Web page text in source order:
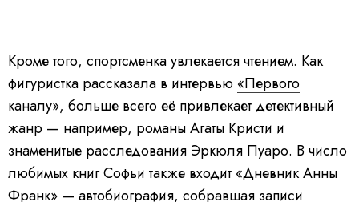
Кроме того, спортсменка увлекается чтением. Как
фигуристка рассказала в интервью «Первого
каналу», больше всего её привлекает детективный
жанр — например, романы Агаты Кристи и
знаменитые расследования Эркюля Пуаро. В число
любимых книг Софьи также входит «Дневник Анны
Франк» — автобиография, собравшая записи